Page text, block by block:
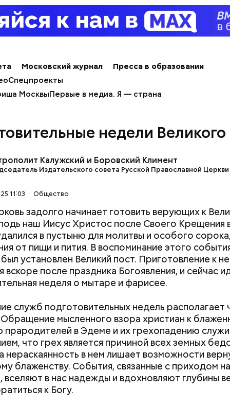
Московский журнал
Пресса в образовании
Спецпроекты
МосквыПервые в медиа. Я — страна
недели Великого
Калужский и Боровский Климент
Издательского совета Русской Православной Церкви
11:03 Общество
задолго начинает готовить верующих к
наш Иисус Христос после Своего Крещения
в пустыню для молитвы и особого
от пищи и пития. В воспоминание этого
установлен Великий пост. Приготовление к
вскоре после праздника Богоявления, и сейчас
неделя о мытаре и фарисее.
служб подготовительных недель располагает
мысленного взора христиан к
прародителей в Эдеме и их грехопадению
что грех является причиной всех земных
нераскаянность в нем лишает возможности
блаженству. События, связанные с приходом
вселяют в нас надежды и вдохновляют глубины
к Богу.
масло;
черри либо грунтовые.
Терапевт
продукты и
которые выводят
организма
по словам врача, лучше не есть:
Чистит сосуды и
от рака: чем
салат